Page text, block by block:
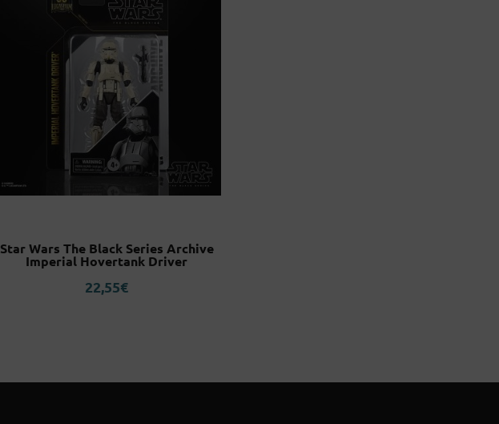
Star Wars The Black Series Archive
Imperial Hovertank Driver
22,55€